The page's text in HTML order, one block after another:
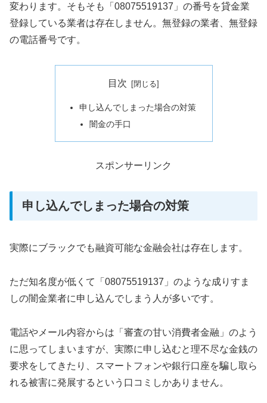
変わります。そもそも「08075519137」の番号を貸金業
登録している業者は存在しません。無登録の業者、無登録
の電話番号です。
目次
申し込んでしまった場合の対策
闇金の手口
スポンサーリンク
申し込んでしまった場合の対策
実際にブラックでも融資可能な金融会社は存在します。
ただ知名度が低くて「08075519137」のような成りすま
しの闇金業者に申し込んでしまう人が多いです。
電話やメール内容からは「審査の甘い消費者金融」のよう
に思ってしまいますが、実際に申し込むと理不尽な金銭の
要求をしてきたり、スマートフォンや銀行口座を騙し取ら
れる被害に発展するという口コミしかありません。